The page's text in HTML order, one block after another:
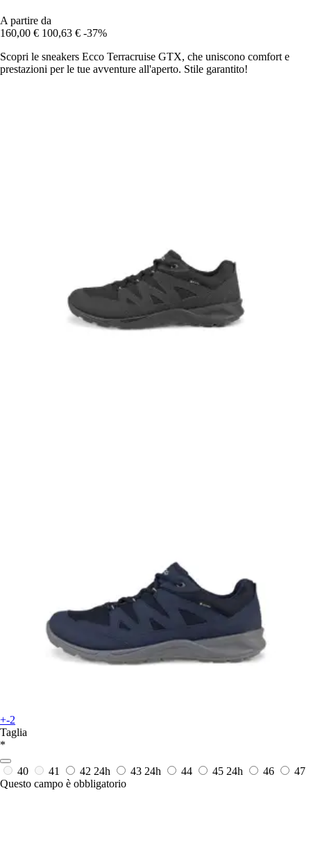
A partire da
160,00 € 100,63 € -37%
Scopri le sneakers Ecco Terracruise GTX, che uniscono comfort e
prestazioni per le tue avventure all'aperto. Stile garantito!
+-2
Taglia
*
40 41 42 24h 43 24h 44 45 24h 46
47
Questo campo è obbligatorio